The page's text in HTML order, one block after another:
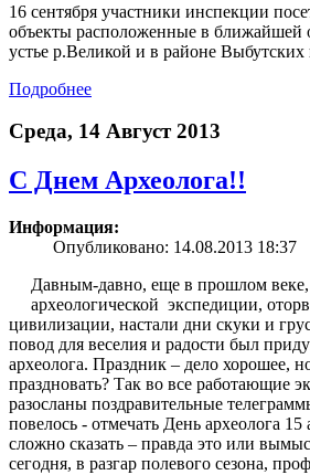
16 сентября участники инспекции
объекты расположенные в ближайшей
устье р.Великой и в районе Выбутских
Подробнее
Среда, 14 Август 2013
С Днем Археолога!!
Информация:
Опубликовано: 14.08.2013 18:37
Давным-давно, еще в прошлом
археологической экспедиции,
цивилизации, настали дни скуки и
повод для веселия и радости был
археолога. Праздник – дело хорошее,
праздновать? Так во все работающие
разосланы поздравительные
повелось - отмечать День археолога 15
сложно сказать – правда это или
сегодня, в разгар полевого сезона,